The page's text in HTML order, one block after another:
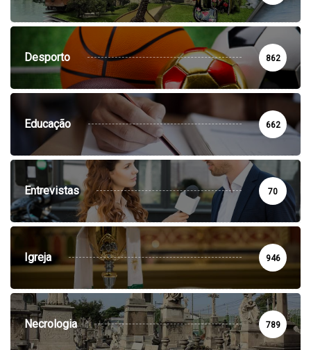
Desporto 862
Educação 662
Entrevistas 70
Igreja 946
Necrologia 789